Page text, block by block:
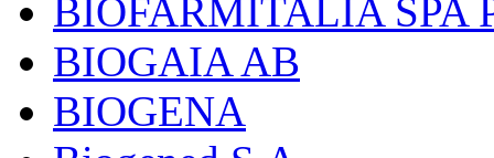
BIOFARMITALIA SPA
BIOGAIA AB
BIOGENA